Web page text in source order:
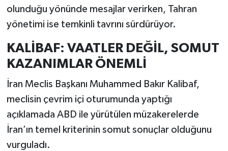
olunduğu yönünde mesajlar verirken, Tahran
yönetimi ise temkinli tavrını sürdürüyor.
KALİBAF: VAATLER DEĞİL, SOMUT
KAZANIMLAR ÖNEMLİ
İran Meclis Başkanı Muhammed Bakır Kalibaf,
meclisin çevrim içi oturumunda yaptığı
açıklamada ABD ile yürütülen müzakerelerde
İran’ın temel kriterinin somut sonuçlar olduğunu
vurguladı.